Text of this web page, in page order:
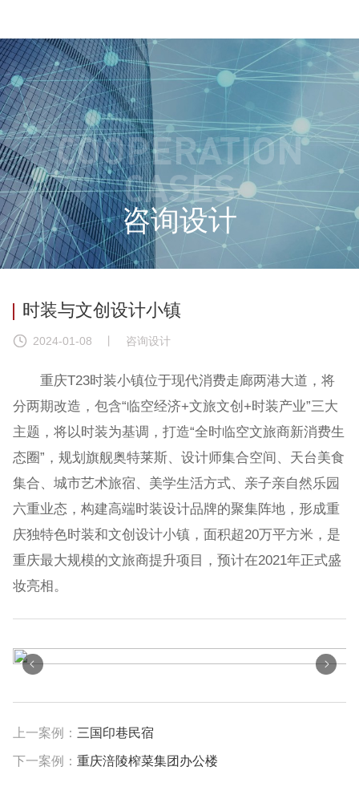
COOPERATION
CASES
咨询设计
时装与文创设计小镇
2024-01-08 丨 咨询设计
重庆T23时装小镇位于现代消费走廊两港大道，将
分两期改造，包含“临空经济+文旅文创+时装产业”三大
主题，将以时装为基调，打造“全时临空文旅商新消费生
态圈”，规划旗舰奥特莱斯、设计师集合空间、天台美食
集合、城市艺术旅宿、美学生活方式、亲子亲自然乐园
六重业态，构建高端时装设计品牌的聚集阵地，形成重
庆独特色时装和文创设计小镇，面积超20万平方米，是
重庆最大规模的文旅商提升项目，预计在2021年正式盛
妆亮相。
上一案例： 三国印巷民宿
下一案例： 重庆涪陵榨菜集团办公楼